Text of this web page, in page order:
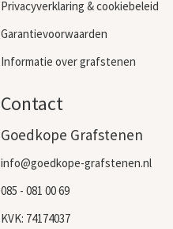
Privacyverklaring & cookiebeleid
Garantievoorwaarden
Informatie over grafstenen
Contact
Goedkope Grafstenen
info@goedkope-grafstenen.nl
085 - 081 00 69
KVK: 74174037